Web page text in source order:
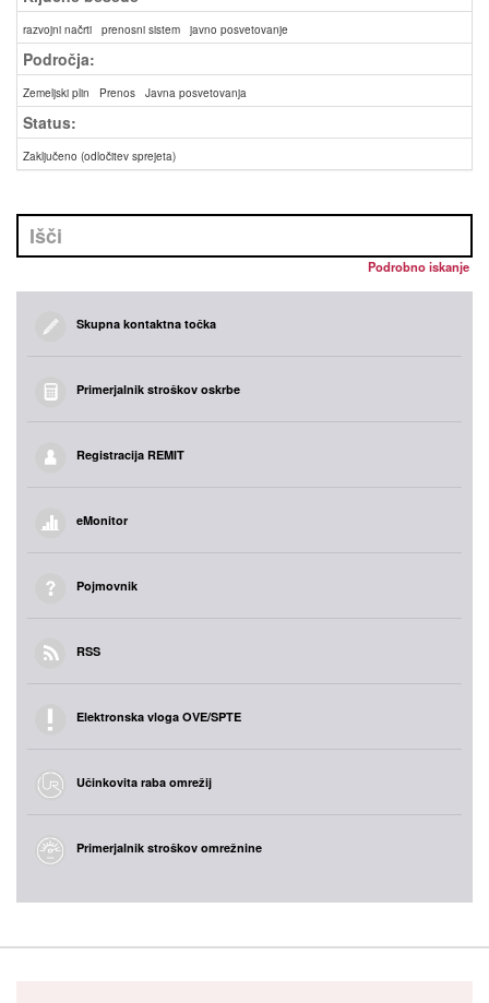
razvojni načrti prenosni sistem javno posvetovanje
Področja:
Zemeljski plin Prenos Javna posvetovanja
Status:
Zaključeno (odločitev sprejeta)
Podrobno iskanje
Skupna kontaktna točka
Primerjalnik stroškov oskrbe
Registracija REMIT
eMonitor
Pojmovnik
RSS
Elektronska vloga OVE/SPTE
Učinkovita raba omrežij
Primerjalnik stroškov omrežnine